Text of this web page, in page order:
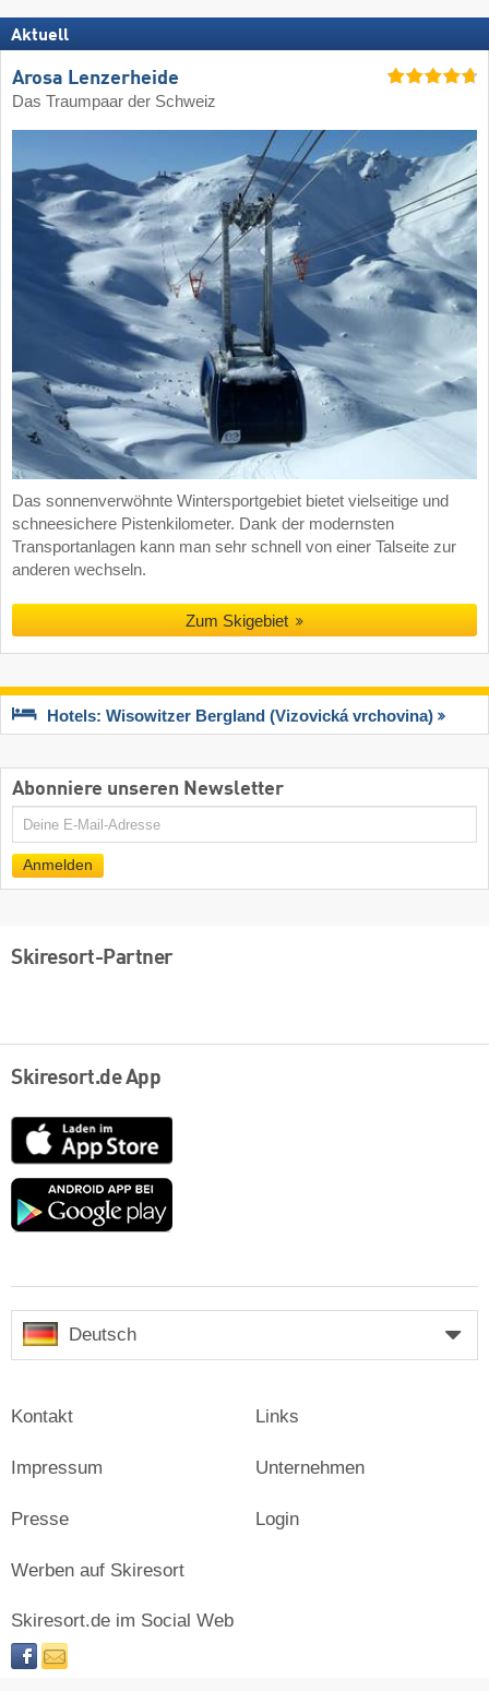
Aktuell
Arosa Lenzerheide
Das Traumpaar der Schweiz
Das sonnenverwöhnte Wintersportgebiet bietet vielseitige und
schneesichere Pistenkilometer. Dank der modernsten
Transportanlagen kann man sehr schnell von einer Talseite zur
anderen wechseln.
Zum Skigebiet
Hotels: Wisowitzer Bergland (Vizovická vrchovina)
Abonniere unseren Newsletter
E-
Anmelden
Skiresort-Partner
Skiresort.de App
App
Store
Google
Deutsch
Kontakt
Impressum
Presse
Links
Unternehmen
Login
Werben auf Skiresort
Skiresort.de im Social Web
facebooknewsletter